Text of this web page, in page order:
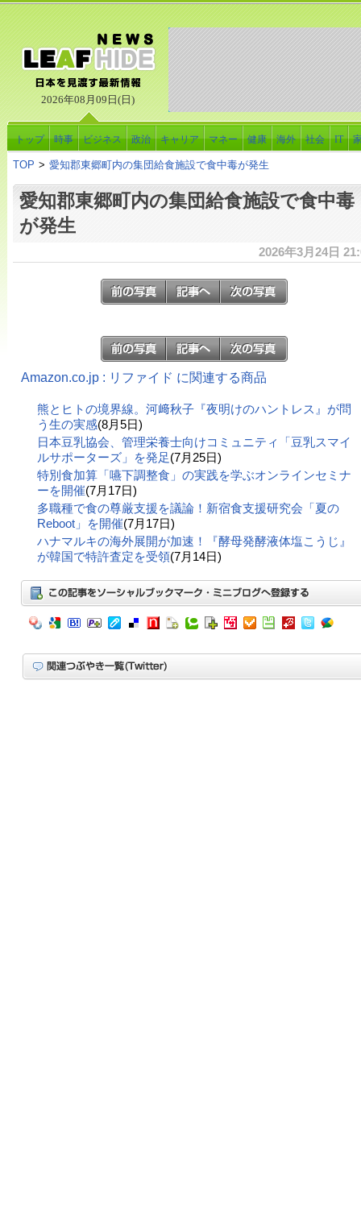
2026年08月09日(日)
トップ 時事 ビジネス 政治 キャリア マネー 健康 海外 社会 IT
TOP > 愛知郡東郷町内の集団給食施設で食中毒が発生
愛知郡東郷町内の集団給食施設で食中毒
が発生
2026年3月24日
Amazon.co.jp : リファイド に関連する商品
熊とヒトの境界線。河﨑秋子『夜明けのハントレス』が問
う生の実感(8月5日)
日本豆乳協会、管理栄養士向けコミュニティ「豆乳スマイ
ルサポーターズ」を発足(7月25日)
特別食加算「嚥下調整食」の実践を学ぶオンラインセミナ
ーを開催(7月17日)
多職種で食の尊厳支援を議論！新宿食支援研究会「夏の
Reboot」を開催(7月17日)
ハナマルキの海外展開が加速！『酵母発酵液体塩こうじ』
が韓国で特許査定を受領(7月14日)